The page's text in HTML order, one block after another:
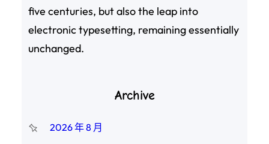
five centuries, but also the leap into
electronic typesetting, remaining essentially
unchanged.
Archive
2026 年 8 月